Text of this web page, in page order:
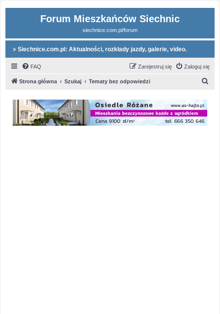
Forum Mieszkańców Siechnic
siechnice.com.pl/forum
Siechnice.com.pl: Aktualności, rozkłady jazdy, galerie, video.
FAQ Zaloguj się
Zarejestruj się
Strona główna Szukaj Tematy bez odpowiedzi